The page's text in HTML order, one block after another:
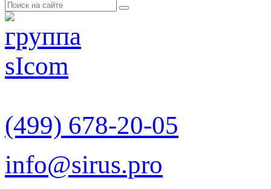
(499) 678-20-05
info@sirus.pro